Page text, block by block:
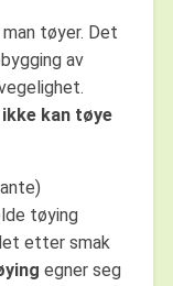
tøyer. Det
av
ikke kan tøye
tøying
etter smak
egner seg